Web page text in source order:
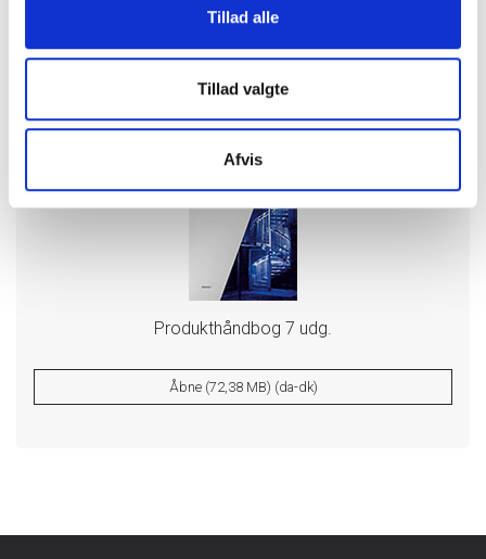
Tillad alle
Tillad valgte
Afvis
Lagerføres
Dokumentation
Produkthåndbog 7 udg.
Åbne (72,38 MB) (da-dk)